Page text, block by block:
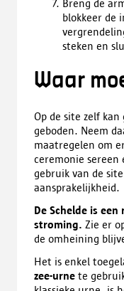
Breng de
blokkeer de
steken en
Waar
Op de site zelf
geboden. Neem
maatregelen om
ceremonie sereen
gebruik van de
aansprakelijkheid.
De Schelde is
stroming. Zie er
de omheining
Het is enkel
zee-urne te